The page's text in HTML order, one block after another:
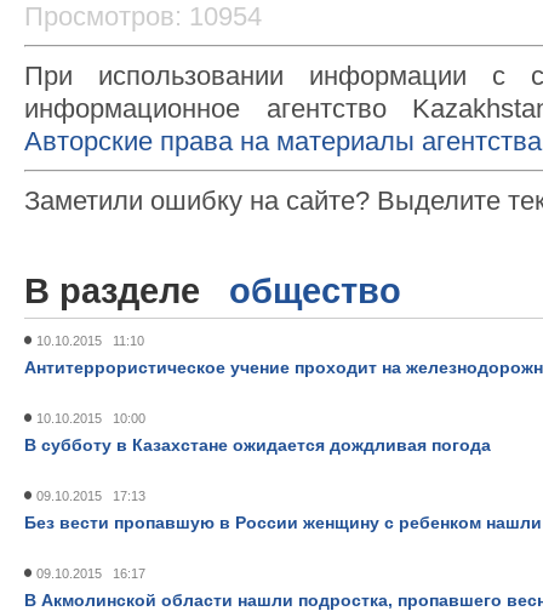
Просмотров: 10954
При использовании информации с
информационное агентство
Авторские права на материалы
Заметили ошибку на сайте? Выделите
В разделе общество
10.10.2015 11:10
Антитеррористическое учение проходит на
10.10.2015 10:00
В субботу в Казахстане ожидается дождливая погода
09.10.2015 17:13
Без вести пропавшую в России женщину с ребенком
09.10.2015 16:17
В Акмолинской области нашли подростка, пропавшего